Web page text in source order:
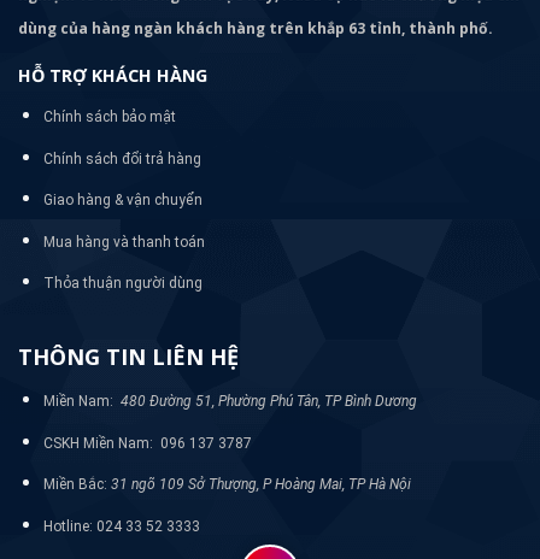
dùng của hàng ngàn khách hàng trên khắp 63 tỉnh, thành phố.
HỖ TRỢ KHÁCH HÀNG
Chính sách bảo mật
Chính sách đổi trả hàng
Giao hàng & vận chuyển
Mua hàng và thanh toán
Thỏa thuận người dùng
THÔNG TIN LIÊN HỆ
Miền Nam: 480 Đường 51, Phường Phú Tân, TP Bình Dương
CSKH Miền Nam: 096 137 3787
Miền Bắc: 31 ngõ 109 Sở Thượng, P Hoàng Mai, TP Hà Nội
Hotline: 024 33 52 3333